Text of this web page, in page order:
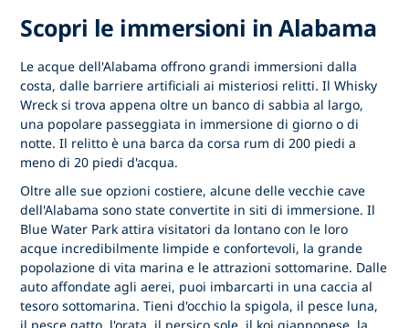
Scopri le immersioni in Alabama
Le acque dell'Alabama offrono grandi immersioni dalla
costa, dalle barriere artificiali ai misteriosi relitti. Il Whisky
Wreck si trova appena oltre un banco di sabbia al largo,
una popolare passeggiata in immersione di giorno o di
notte. Il relitto è una barca da corsa rum di 200 piedi a
meno di 20 piedi d'acqua.
Oltre alle sue opzioni costiere, alcune delle vecchie cave
dell'Alabama sono state convertite in siti di immersione. Il
Blue Water Park attira visitatori da lontano con le loro
acque incredibilmente limpide e confortevoli, la grande
popolazione di vita marina e le attrazioni sottomarine. Dalle
auto affondate agli aerei, puoi imbarcarti in una caccia al
tesoro sottomarina. Tieni d'occhio la spigola, il pesce luna,
il pesce gatto, l'orata, il persico sole, il koi giapponese, la